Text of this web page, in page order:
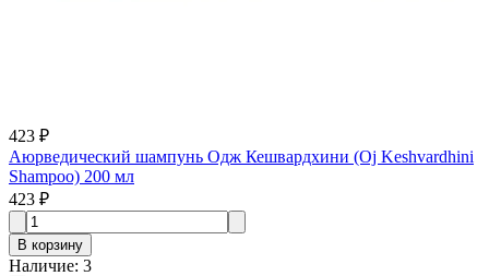
423 ₽
Аюрведический шампунь Одж Кешвардхини (Oj Keshvardhini
Shampoo) 200 мл
423 ₽
В корзину
Наличие: 3